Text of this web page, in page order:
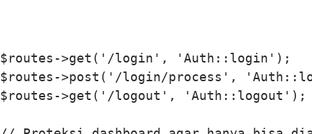
$routes->get('/login', 'Auth::login');
$routes->post('/login/process',
$routes->get('/logout', 'Auth::logout');